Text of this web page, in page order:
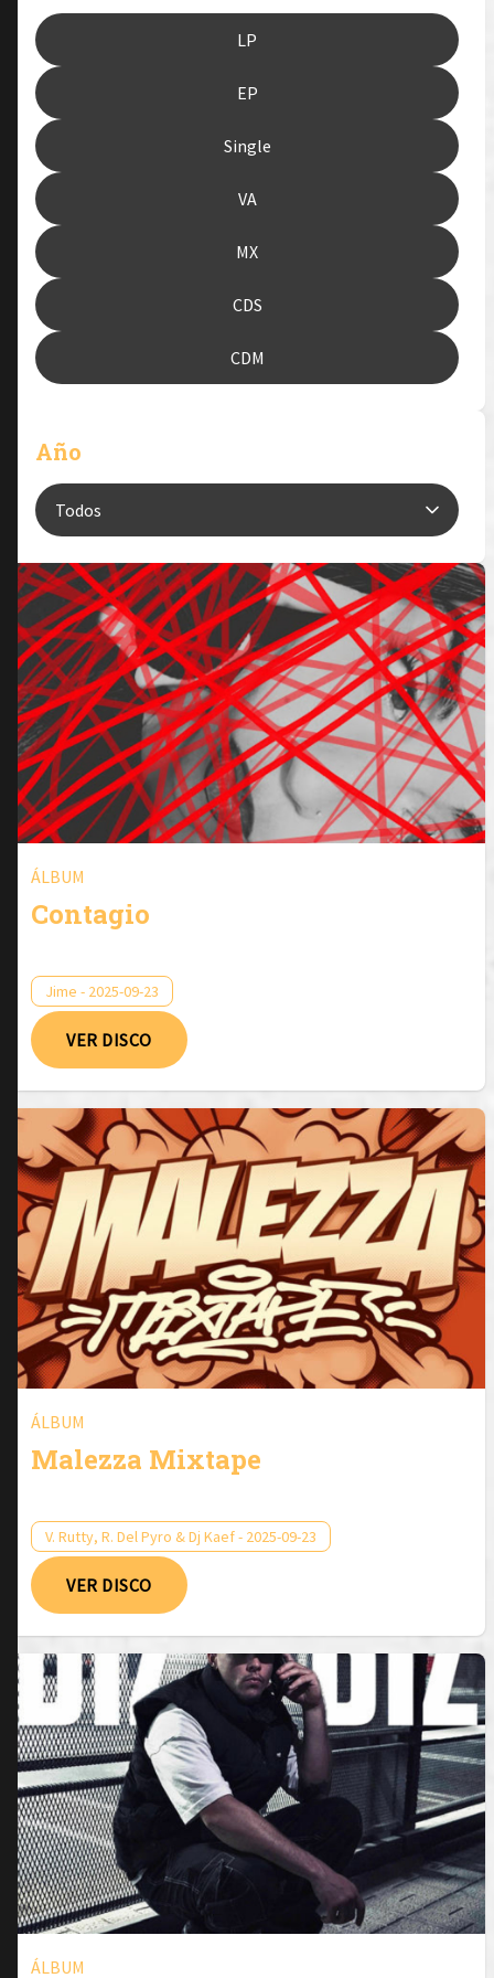
LP
EP
Single
VA
MX
CDS
CDM
Año
ÁLBUM
Contagio
Jime - 2025-09-23
VER DISCO
ÁLBUM
Malezza Mixtape
V. Rutty, R. Del Pyro & Dj Kaef - 2025-09-23
VER DISCO
ÁLBUM